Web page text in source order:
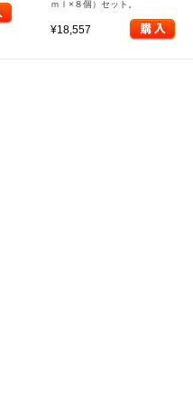
ｍｌ×８個）セット。
¥18,557